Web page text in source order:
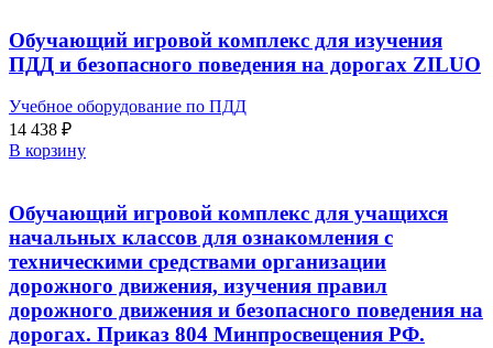
Обучающий игровой комплекс для изучения
ПДД и безопасного поведения на дорогах ZILUO
Учебное оборудование по ПДД
14 438 ₽
В корзину
Обучающий игровой комплекс для учащихся
начальных классов для ознакомления с
техническими средствами организации
дорожного движения, изучения правил
дорожного движения и безопасного поведения на
дорогах. Приказ 804 Минпросвещения РФ.